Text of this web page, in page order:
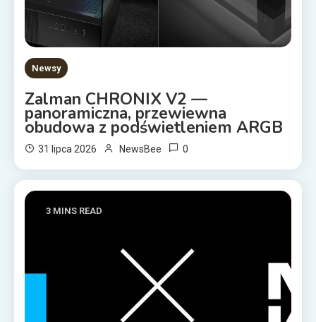
Newsy
Zalman CHRONIX V2 —
panoramiczna, przewiewna
obudowa z podświetleniem ARGB
31 lipca 2026 NewsBee 0
3 MINS READ